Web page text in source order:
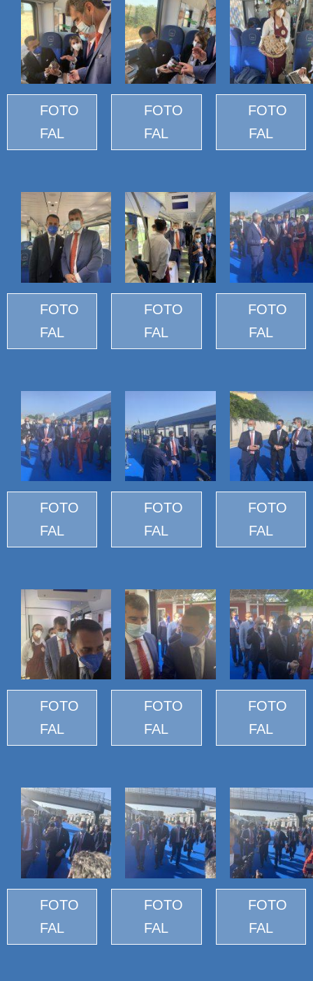
FOTO
FAL
FOTO
FAL
FOTO
FAL
FOTO
FAL
FOTO
FAL
FOTO
FAL
FOTO
FAL
FOTO
FAL
FOTO
FAL
FOTO
FAL
FOTO
FAL
FOTO
FAL
FOTO
FAL
FOTO
FAL
FOTO
FAL